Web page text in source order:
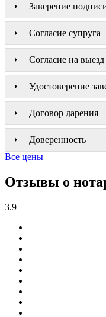
Заверение
Согласие супруга
Согласие на
Удостоверение
Договор дарения
Доверенность
Все цены
Отзывы о
3.9